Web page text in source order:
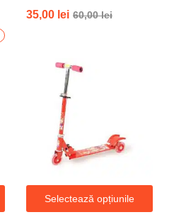
35,00 lei 60,00lei
Selectează opțiunile